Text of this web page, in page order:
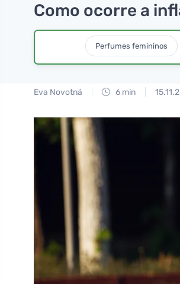
Como ocorre a
Perfumes femininos
Eva Novotná 6 min